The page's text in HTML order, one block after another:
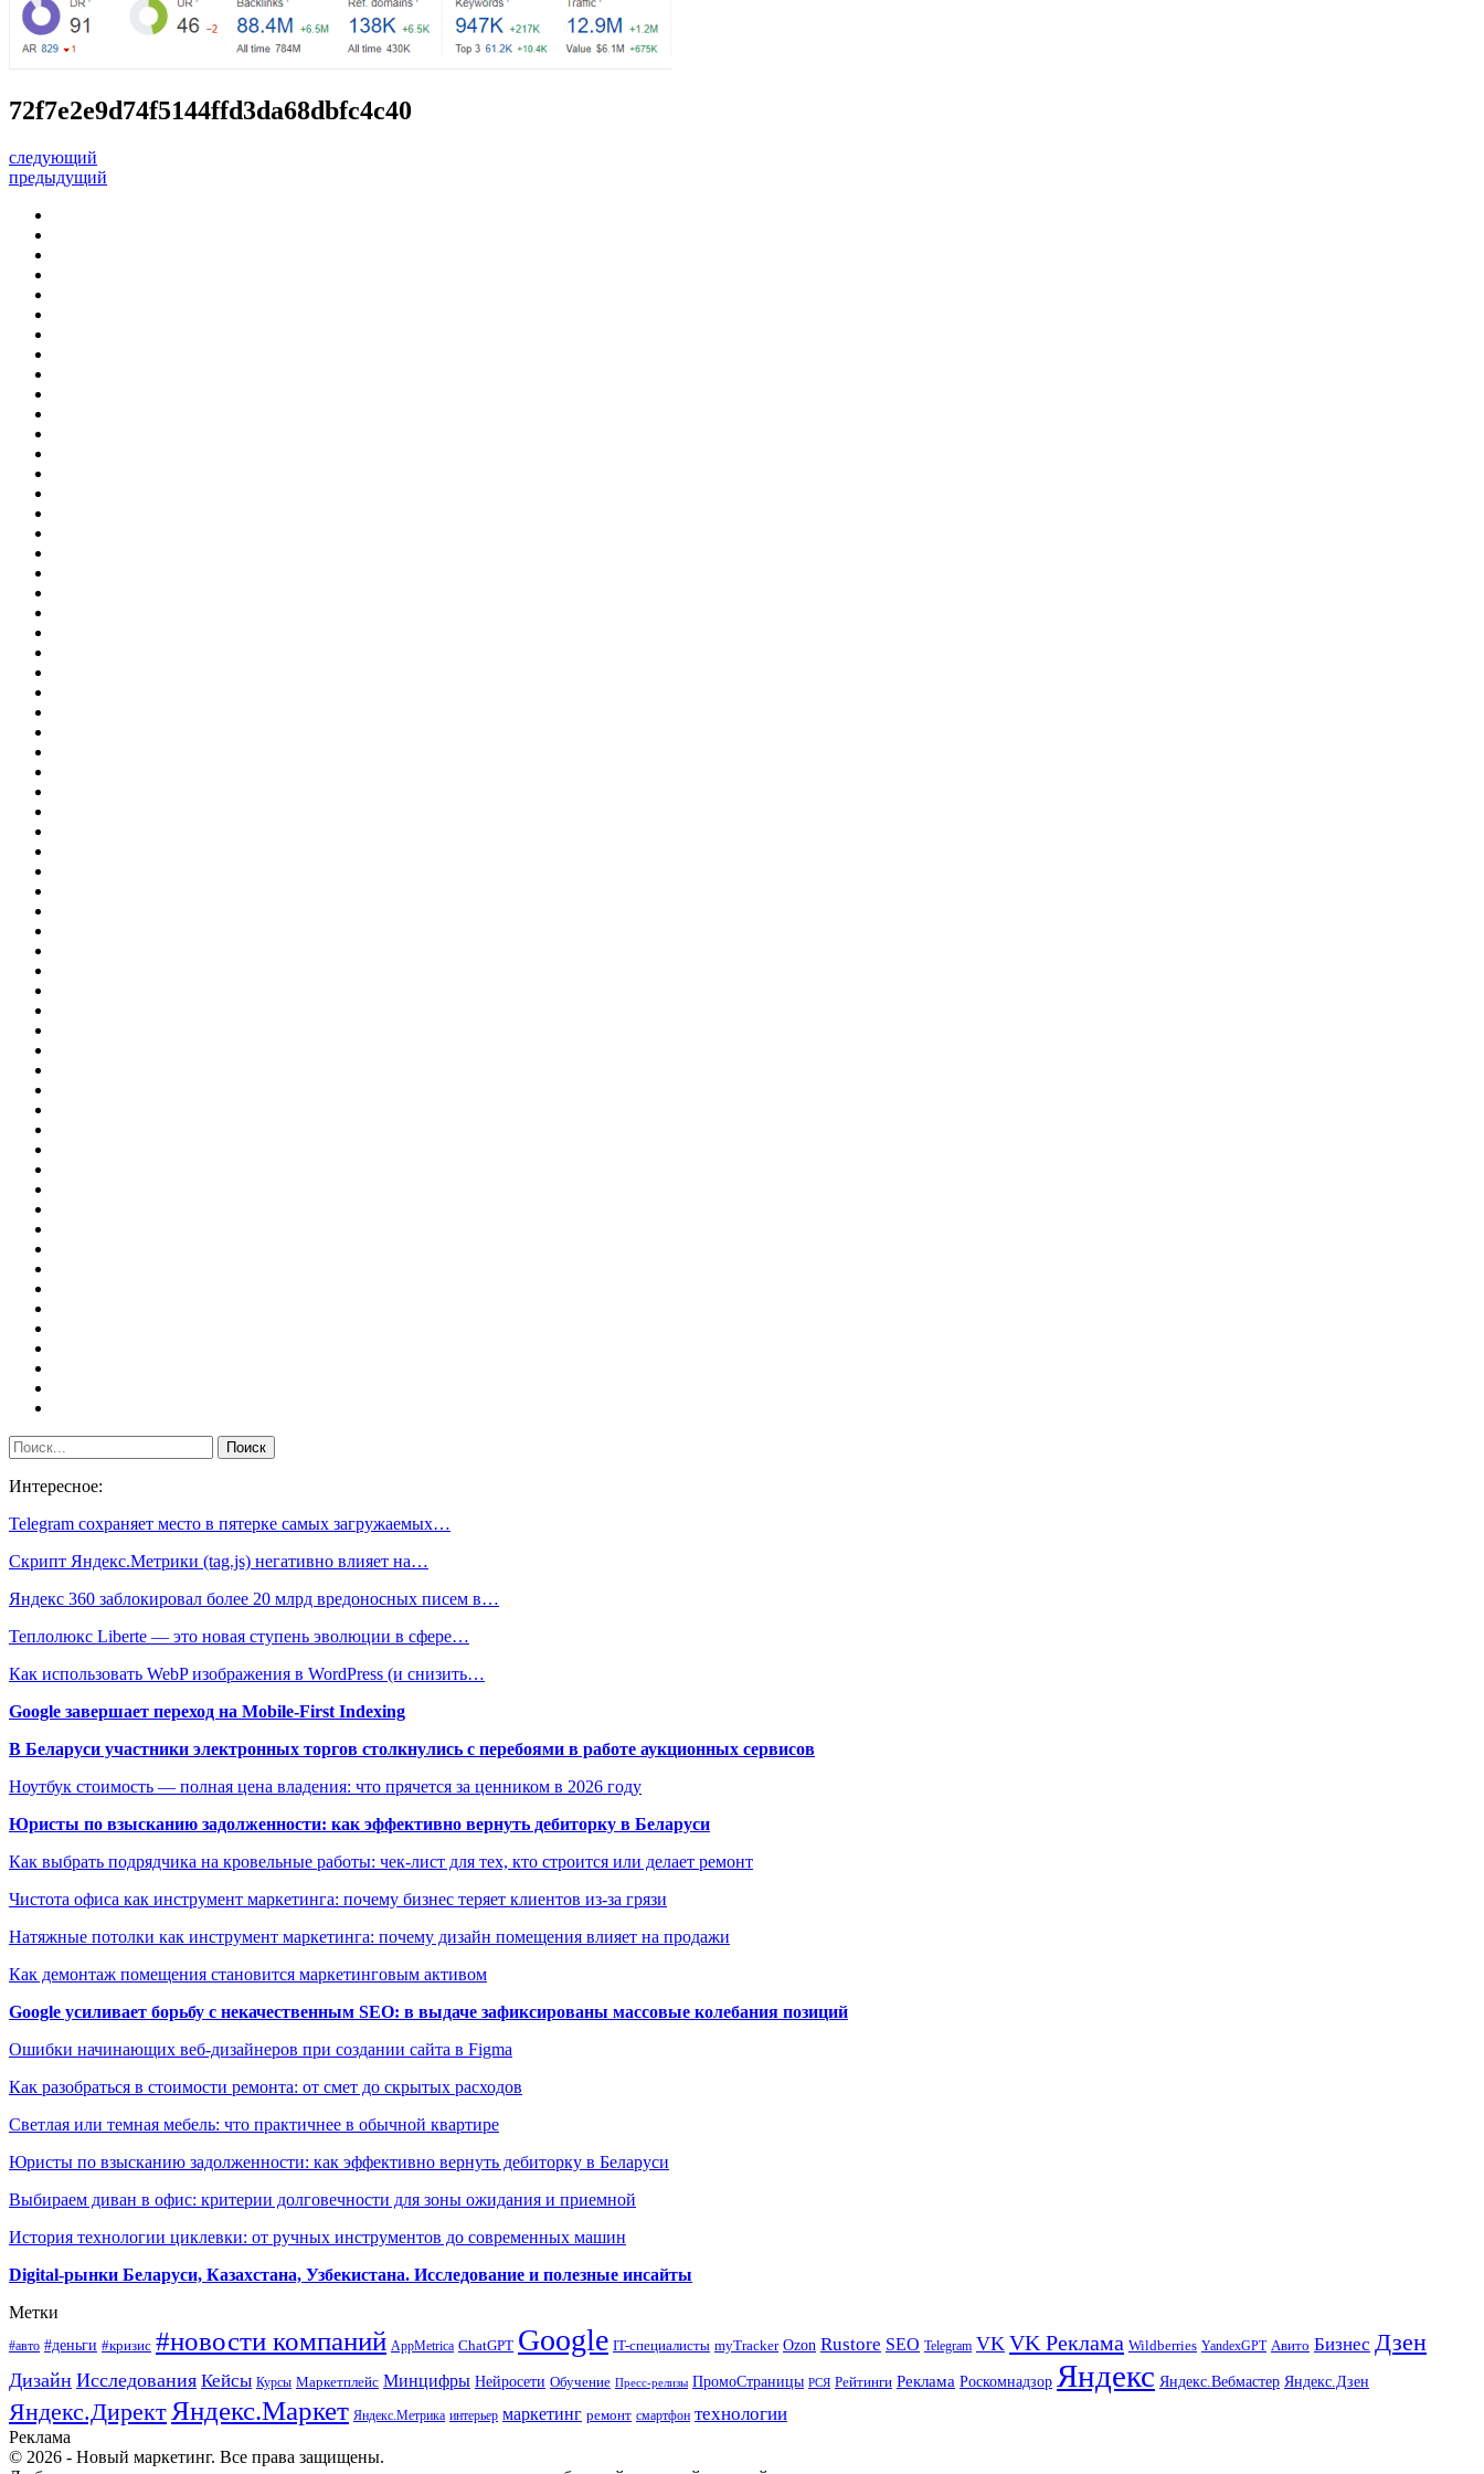
72f7e2e9d74f5144ffd3da68dbfc4c40
следующий
предыдущий
Интересное:
Telegram сохраняет место в пятерке самых загружаемых…
Скрипт Яндекс.Метрики (tag.js) негативно влияет на…
Яндекс 360 заблокировал более 20 млрд вредоносных писем в…
Теплолюкс Liberte — это новая ступень эволюции в сфере…
Как использовать WebP изображения в WordPress (и снизить…
Google завершает переход на Mobile-First Indexing
В Беларуси участники электронных торгов столкнулись с перебоями в работе аукционных сервисов
Ноутбук стоимость — полная цена владения: что прячется за ценником в 2026 году
Юристы по взысканию задолженности: как эффективно вернуть дебиторку в Беларуси
Как выбрать подрядчика на кровельные работы: чек-лист для тех, кто строится или делает ремонт
Чистота офиса как инструмент маркетинга: почему бизнес теряет клиентов из-за грязи
Натяжные потолки как инструмент маркетинга: почему дизайн помещения влияет на продажи
Как демонтаж помещения становится маркетинговым активом
Google усиливает борьбу с некачественным SEO: в выдаче зафиксированы массовые колебания позиций
Ошибки начинающих веб-дизайнеров при создании сайта в Figma
Как разобраться в стоимости ремонта: от смет до скрытых расходов
Светлая или темная мебель: что практичнее в обычной квартире
Юристы по взысканию задолженности: как эффективно вернуть дебиторку в Беларуси
Выбираем диван в офис: критерии долговечности для зоны ожидания и приемной
История технологии циклевки: от ручных инструментов до современных машин
Digital-рынки Беларуси, Казахстана, Узбекистана. Исследование и полезные инсайты
Метки
#авто #деньги #кризис #новости компаний AppMetrica ChatGPT Google IT-специалисты myTracker Ozon Rustore SEO Telegram VK VK Реклама Wildberries YandexGPT Авито Бизнес Дзен
Дизайн Исследования Кейсы Курсы Маркетплейс Минцифры Нейросети Обучение Пресс-релизы ПромоСтраницы РСЯ Рейтинги Реклама Роскомнадзор Яндекс Яндекс.Вебмастер Яндекс.Дзен
Яндекс.ДиректЯндекс.Маркет Яндекс.Метрика интерьер маркетинг ремонт смартфон технологии
Реклама
© 2026 - Новый маркетинг. Все права защищены.